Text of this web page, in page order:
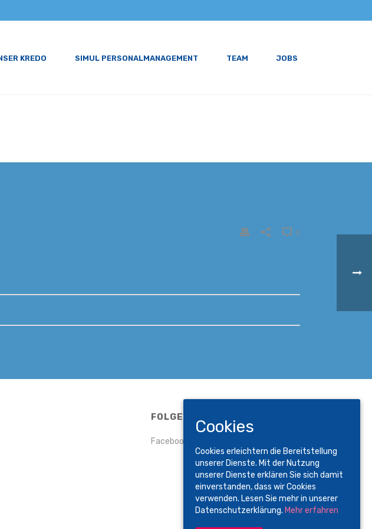
KREDO SIMUL PERSONALMANAGEMENT TEAM JOBS
0
FOLGE UNS
Facebook
Cookies
Cookies erleichtern die Bereitstellung
unserer Dienste. Mit der Nutzung
unserer Dienste erklären Sie sich damit
einverstanden, dass wir Cookies
verwenden. Lesen Sie mehr in unserer
Datenschutzerklärung. Mehr erfahren